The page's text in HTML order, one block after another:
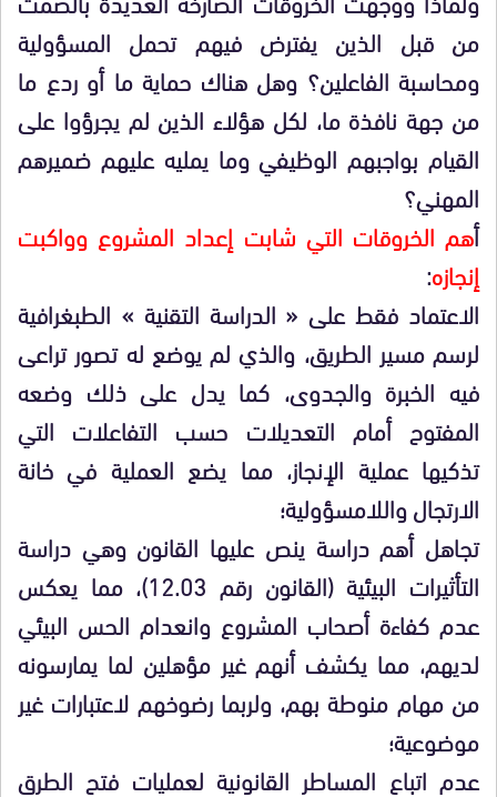
من قبل الذين يفترض فيهم تحمل المسؤولية
ومحاسبة الفاعلين؟ وهل هناك حماية ما أو ردع ما
من جهة نافذة ما، لكل هؤلاء الذين لم يجرؤوا على
القيام بواجبهم الوظيفي وما يمليه عليهم ضميرهم
المهني؟
أهم الخروقات التي شابت إعداد المشروع وواكبت
إنجازه:
الاعتماد فقط على « الدراسة التقنية » الطبغرافية
لرسم مسير الطريق، والذي لم يوضع له تصور تراعى
فيه الخبرة والجدوى، كما يدل على ذلك وضعه
المفتوح أمام التعديلات حسب التفاعلات التي
تذكيها عملية الإنجاز، مما يضع العملية في خانة
الارتجال واللامسؤولية؛
تجاهل أهم دراسة ينص عليها القانون وهي دراسة
التأثيرات البيئية (القانون رقم 12.03)، مما يعكس
عدم كفاءة أصحاب المشروع وانعدام الحس البيئي
لديهم، مما يكشف أنهم غير مؤهلين لما يمارسونه
من مهام منوطة بهم، ولربما رضوخهم لاعتبارات غير
موضوعية؛
عدم اتباع المساطر القانونية لعمليات فتح الطرق